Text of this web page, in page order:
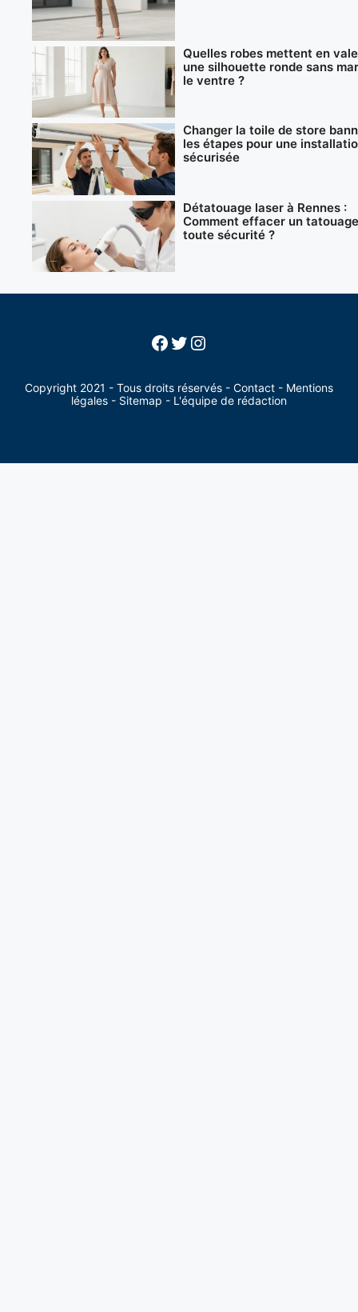
Quelles robes mettent en
une silhouette ronde sans
le ventre ?
Changer la toile de store
les étapes pour une
sécurisée
Détatouage laser à Rennes :
Comment effacer un
toute sécurité ?
Facebook
Twitter
Instagram
Copyright 2021 - Tous droits réservés - Contact - Mentions
légales - Sitemap - L'équipe de rédaction